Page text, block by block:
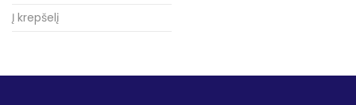
Į krepšelį